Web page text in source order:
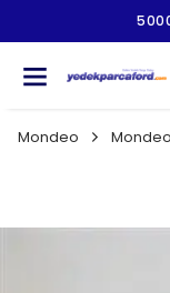
Mondeo